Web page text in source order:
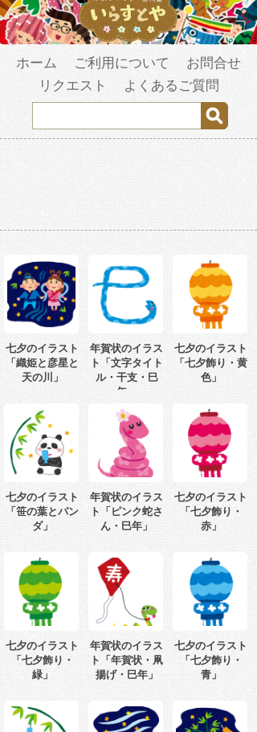
ホーム ご利用について
お問合せ
リクエスト
よくあるご質問
七夕のイラスト
「織姫と彦星と
天の川」
年賀状のイラス
ト「文字タイト
ル・干支・巳
年」
七夕のイラスト
「七夕飾り・黄
色」
七夕のイラスト
「笹の葉とパン
ダ」
年賀状のイラス
ト「ピンク蛇さ
ん・巳年」
七夕のイラスト
「七夕飾り・
赤」
七夕のイラスト
「七夕飾り・
緑」
年賀状のイラス
ト「年賀状・凧
揚げ・巳年」
七夕のイラスト
「七夕飾り・
青」